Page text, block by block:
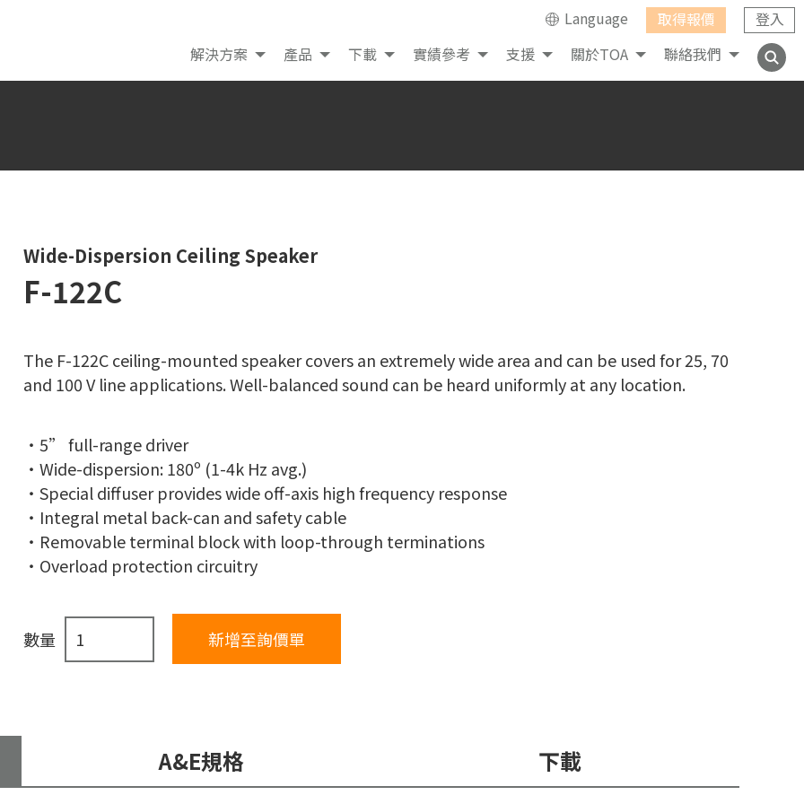
Language 取得報價
登入
解決方案
產品 下載 實績參考 支援 關於TOA 聯絡我們
Wide-Dispersion Ceiling Speaker
F-122C
The F-122C ceiling-mounted speaker covers an extremely wide area and can be used for 25, 70
and 100 V line applications. Well-balanced sound can be heard uniformly at any location.
5” full-range driver
Wide-dispersion: 180º (1-4k Hz avg.)
Special diffuser provides wide off-axis high frequency response
Integral metal back-can and safety cable
Removable terminal block with loop-through terminations
Overload protection circuitry
數量
A&E規格 下載